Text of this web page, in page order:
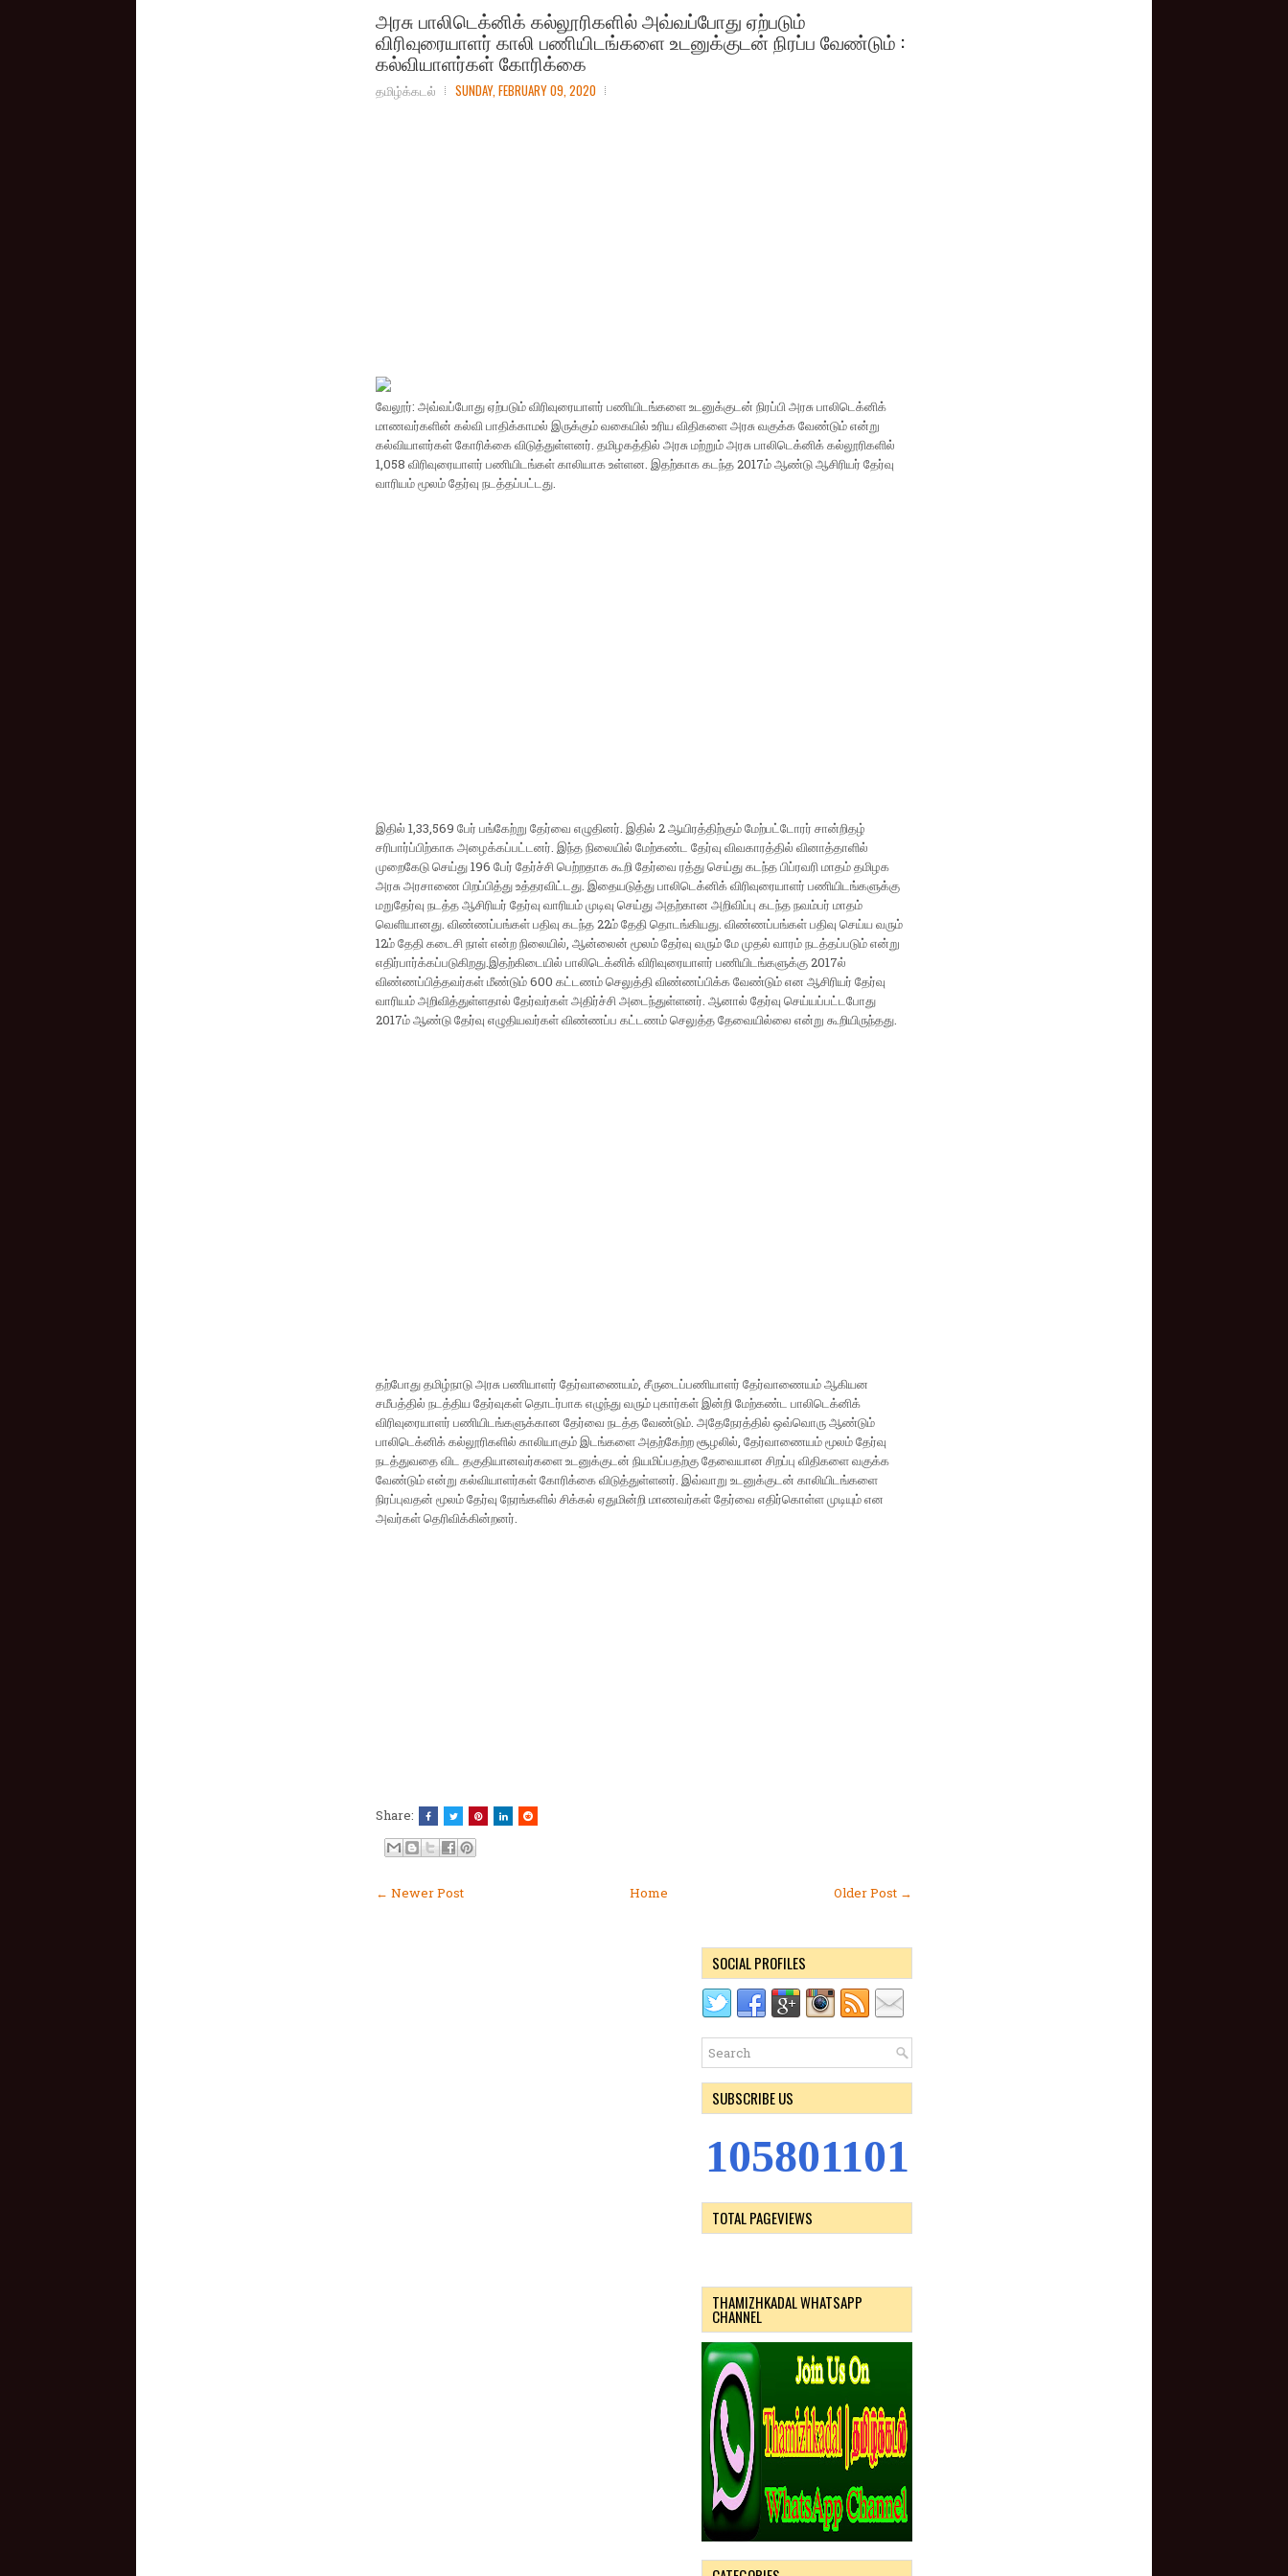
அரசு பாலிடெக்னிக் கல்லூரிகளில் அவ்வப்போது ஏற்படும்
விரிவுரையாளர் காலி பணியிடங்களை உடனுக்குடன் நிரப்ப வேண்டும் :
கல்வியாளர்கள் கோரிக்கை
தமிழ்க்கடல் SUNDAY, FEBRUARY 09, 2020
வேலூர்: அவ்வப்போது ஏற்படும் விரிவுரையாளர் பணியிடங்களை உடனுக்குடன் நிரப்பி அரசு பாலிடெக்னிக்
மாணவர்களின் கல்வி பாதிக்காமல் இருக்கும் வகையில் உரிய விதிகளை அரசு வகுக்க வேண்டும் என்று
கல்வியாளர்கள் கோரிக்கை விடுத்துள்ளனர். தமிழகத்தில் அரசு மற்றும் அரசு பாலிடெக்னிக் கல்லூரிகளில்
1,058 விரிவுரையாளர் பணியிடங்கள் காலியாக உள்ளன. இதற்காக கடந்த 2017ம் ஆண்டு ஆசிரியர் தேர்வு
வாரியம் மூலம் தேர்வு நடத்தப்பட்டது.
இதில் 1,33,569 பேர் பங்கேற்று தேர்வை எழுதினர். இதில் 2 ஆயிரத்திற்கும் மேற்பட்டோரர் சான்றிதழ்
சரிபார்ப்பிற்காக அழைக்கப்பட்டனர். இந்த நிலையில் மேற்கண்ட தேர்வு விவகாரத்தில் வினாத்தாளில்
முறைகேடு செய்து 196 பேர் தேர்ச்சி பெற்றதாக கூறி தேர்வை ரத்து செய்து கடந்த பிப்ரவரி மாதம் தமிழக
அரசு அரசாணை பிறப்பித்து உத்தரவிட்டது. இதையடுத்து பாலிடெக்னிக் விரிவுரையாளர் பணியிடங்களுக்கு
மறுதேர்வு நடத்த ஆசிரியர் தேர்வு வாரியம் முடிவு செய்து அதற்கான அறிவிப்பு கடந்த நவம்பர் மாதம்
வெளியானது. விண்ணப்பங்கள் பதிவு கடந்த 22ம் தேதி தொடங்கியது. விண்ணப்பங்கள் பதிவு செய்ய வரும்
12ம் தேதி கடைசி நாள் என்ற நிலையில், ஆன்லைன் மூலம் தேர்வு வரும் மே முதல் வாரம் நடத்தப்படும் என்று
எதிர்பார்க்கப்படுகிறது.இதற்கிடையில் பாலிடெக்னிக் விரிவுரையாளர் பணியிடங்களுக்கு 2017ல்
விண்ணப்பித்தவர்கள் மீண்டும் 600 கட்டணம் செலுத்தி விண்ணப்பிக்க வேண்டும் என ஆசிரியர் தேர்வு
வாரியம் அறிவித்துள்ளதால் தேர்வர்கள் அதிர்ச்சி அடைந்துள்ளனர். ஆனால் தேர்வு செய்யப்பட்டபோது
2017ம் ஆண்டு தேர்வு எழுதியவர்கள் விண்ணப்ப கட்டணம் செலுத்த தேவையில்லை என்று கூறியிருந்தது.
தற்போது தமிழ்நாடு அரசு பணியாளர் தேர்வாணையம், சீருடைப்பணியாளர் தேர்வாணையம் ஆகியன
சமீபத்தில் நடத்திய தேர்வுகள் தொடர்பாக எழுந்து வரும் புகார்கள் இன்றி மேற்கண்ட பாலிடெக்னிக்
விரிவுரையாளர் பணியிடங்களுக்கான தேர்வை நடத்த வேண்டும். அதேநேரத்தில் ஒவ்வொரு ஆண்டும்
பாலிடெக்னிக் கல்லூரிகளில் காலியாகும் இடங்களை அதற்கேற்ற சூழலில், தேர்வாணையம் மூலம் தேர்வு
நடத்துவதை விட தகுதியானவர்களை உடனுக்குடன் நியமிப்பதற்கு தேவையான சிறப்பு விதிகளை வகுக்க
வேண்டும் என்று கல்வியாளர்கள் கோரிக்கை விடுத்துள்ளனர். இவ்வாறு உடனுக்குடன் காலியிடங்களை
நிரப்புவதன் மூலம் தேர்வு நேரங்களில் சிக்கல் ஏதுமின்றி மாணவர்கள் தேர்வை எதிர்கொள்ள முடியும் என
அவர்கள் தெரிவிக்கின்றனர்.
Share:
← Newer Post Older Post →
Home
SOCIAL PROFILES
SUBSCRIBE US
105801101
TOTAL PAGEVIEWS
THAMIZHKADAL WHATSAPP
CHANNEL